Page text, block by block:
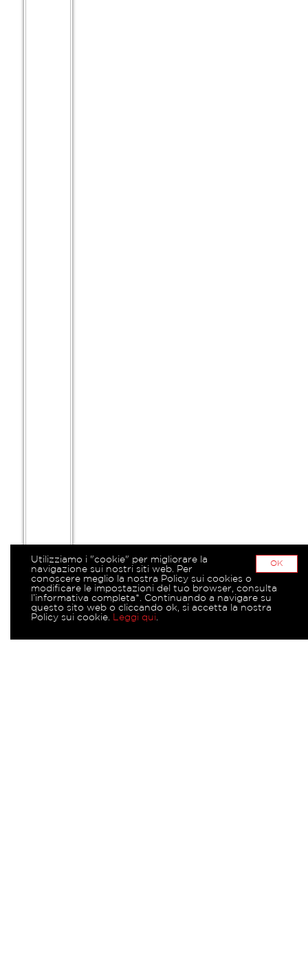
OK
Utilizziamo i "cookie" per migliorare la
navigazione sui nostri siti web. Per
conoscere meglio la nostra Policy sui cookies o
modificare le impostazioni del tuo browser, consulta
l’informativa completa*. Continuando a navigare su
questo sito web o cliccando ok, si accetta la nostra
Policy sui cookie.
Leggi qui